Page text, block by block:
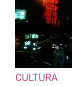
CULTURA